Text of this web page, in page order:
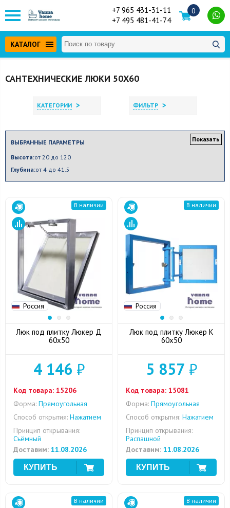
+7 965 431-31-11
+7 495 481-41-74
0
КАТАЛОГ
САНТЕХНИЧЕСКИЕ ЛЮКИ 50X60
КАТЕГОРИИ > ФИЛЬТР >
ВЫБРАННЫЕ ПАРАМЕТРЫ Показать
Высота:от 20 до 120
Глубина:от 4 до 41.5
Россия
В наличии
Люк под плитку Люкер Д
60x50
4 146 ₽
Код товара: 15206
Форма: Прямоугольная
Способ открытия: Нажатием
Принцип открывания:
Съёмный
Доставим: 11.08.2026
Россия
В наличии
Люк под плитку Люкер К
60x50
5 857 ₽
Код товара: 15081
Форма: Прямоугольная
Способ открытия: Нажатием
Принцип открывания:
Распашной
Доставим: 11.08.2026
В наличии В наличии